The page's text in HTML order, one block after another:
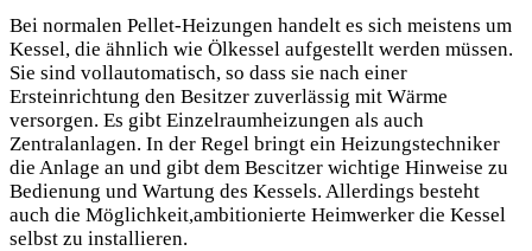
Bei normalen Pellet-Heizungen handelt es sich meistens um
Kessel, die ähnlich wie Ölkessel aufgestellt werden müssen.
Sie sind vollautomatisch, so dass sie nach einer
Ersteinrichtung den Besitzer zuverlässig mit Wärme
versorgen. Es gibt Einzelraumheizungen als auch
Zentralanlagen. In der Regel bringt ein Heizungstechniker
die Anlage an und gibt dem Bescitzer wichtige Hinweise zu
Bedienung und Wartung des Kessels. Allerdings besteht
auch die Möglichkeit,ambitionierte Heimwerker die Kessel
selbst zu installieren.